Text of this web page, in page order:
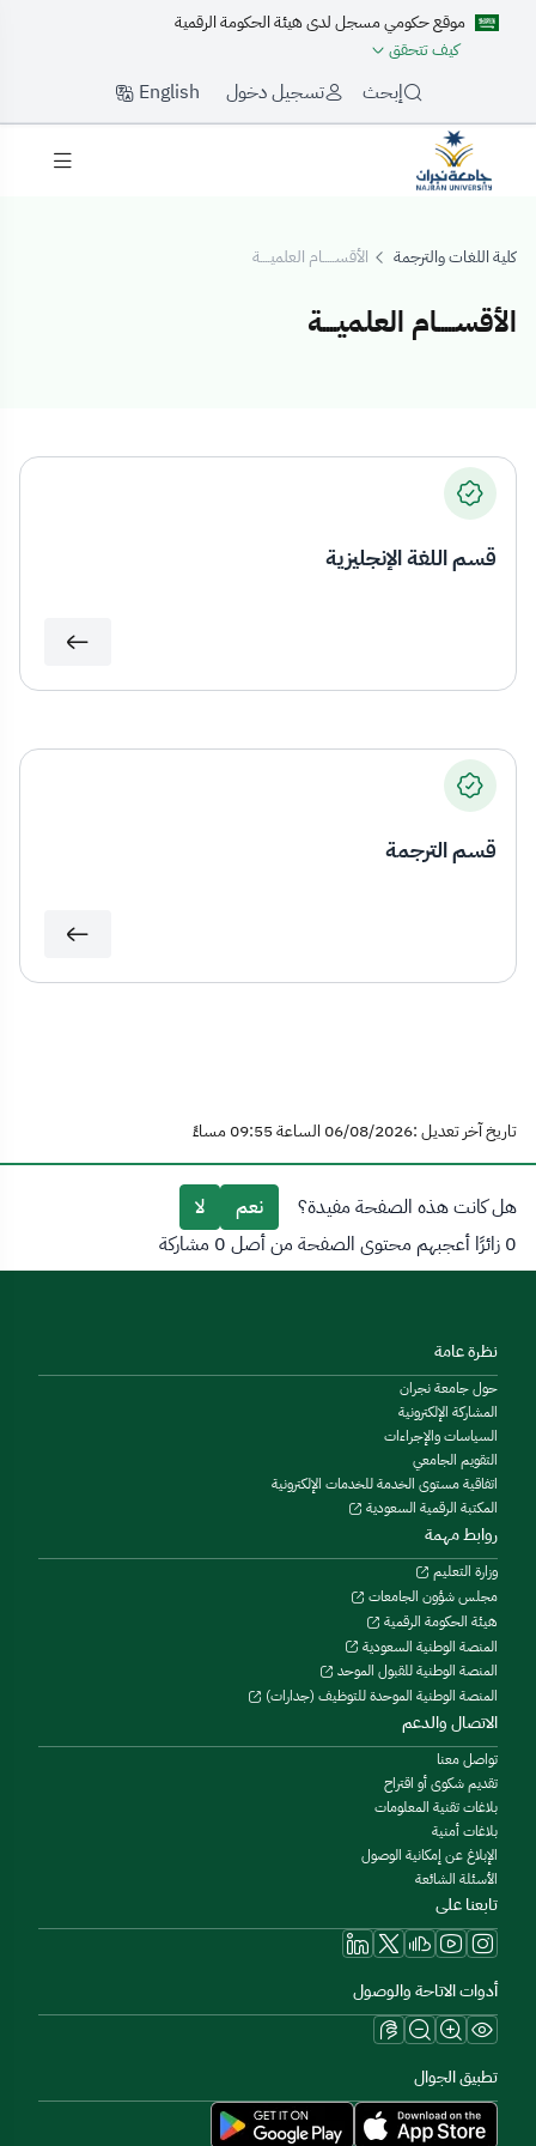
موقع حكومي مسجل لدى هيئة الحكومة الرقمية
كيف تتحقق
إبحث تسجيل دخول English
كلية اللغات والترجمة الأقســـــام العلميــــة
الأقســـــام العلميــــة
الأقســـــام العلميــــة
قسم اللغة الإنجليزية
قسم الترجمة
تاريخ آخر تعديل :06/08/2026 الساعة 09:55 مساءً
هل كانت هذه الصفحة مفيدة؟ نعم
لا
0 زائرًا أعجبهم محتوى الصفحة من أصل 0 مشاركة
نظرة عامة
حول جامعة نجران
المشاركة الإلكترونية
السياسات والإجراءات
التقويم الجامعي
اتفاقية مستوى الخدمة للخدمات الإلكترونية
المكتبة الرقمية السعودية
روابط مهمة
وزارة التعليم
مجلس شؤون الجامعات
هيئة الحكومة الرقمية
المنصة الوطنية السعودية
المنصة الوطنية للقبول الموحد
المنصة الوطنية الموحدة للتوظيف (جدارات)
الاتصال والدعم
تواصل معنا
تقديم شكوى أو اقتراح
بلاغات تقنية المعلومات
بلاغات أمنية
الإبلاغ عن إمكانية الوصول
الأسئلة الشائعة
تابعنا على
أدوات الاتاحة والوصول
تطبيق الجوال